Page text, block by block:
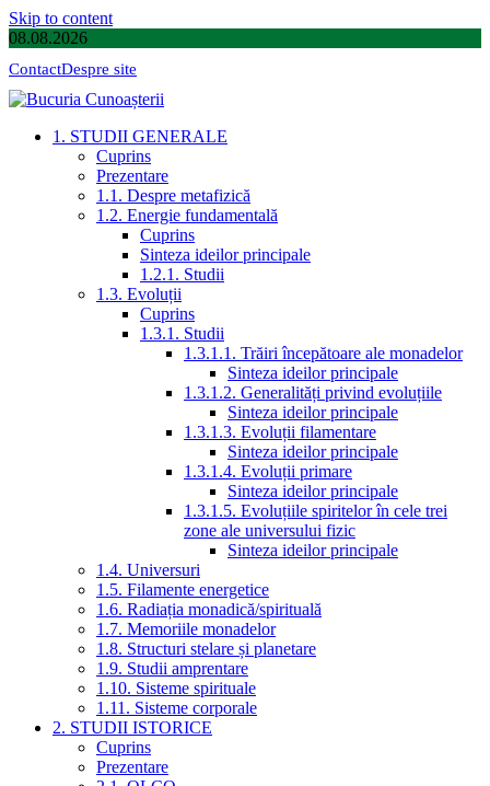
Skip to content
08.08.2026
ContactDespre site
1. STUDII GENERALE
Cuprins
Prezentare
1.1. Despre metafizică
1.2. Energie fundamentală
Cuprins
Sinteza ideilor principale
1.2.1. Studii
1.3. Evoluții
Cuprins
1.3.1. Studii
1.3.1.1. Trăiri începătoare ale monadelor
Sinteza ideilor principale
1.3.1.2. Generalități privind evoluțiile
Sinteza ideilor principale
1.3.1.3. Evoluții filamentare
Sinteza ideilor principale
1.3.1.4. Evoluții primare
Sinteza ideilor principale
1.3.1.5. Evoluțiile spiritelor în cele trei
zone ale universului fizic
Sinteza ideilor principale
1.4. Universuri
1.5. Filamente energetice
1.6. Radiația monadică/spirituală
1.7. Memoriile monadelor
1.8. Structuri stelare și planetare
1.9. Studii amprentare
1.10. Sisteme spirituale
1.11. Sisteme corporale
2. STUDII ISTORICE
Cuprins
Prezentare